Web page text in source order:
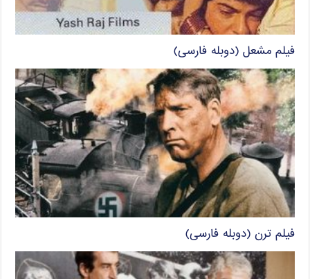
فیلم مشعل (دوبله فارسی)
فیلم ترن (دوبله فارسی)